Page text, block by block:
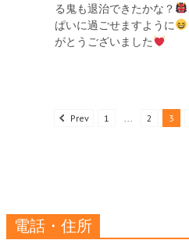
る鬼も退治できたかな？
ぱいに過ごせますように
がとうございました
Prev 1 2 3
電話・住所